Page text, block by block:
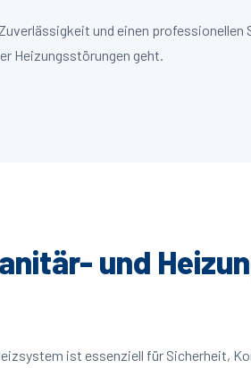
und einen
Heizungsstörungen geht.
und
ist essenziell für Sicherheit,